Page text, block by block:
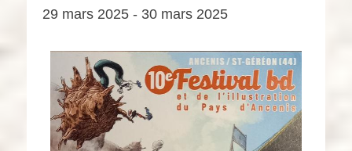
29 mars 2025 - 30 mars 2025